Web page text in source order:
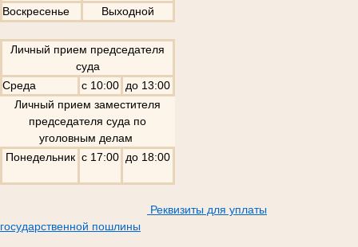
Воскресенье
Выходной
Личный прием председателя
суда
Среда
с 10:00 до 13:00
Личный прием заместителя
председателя суда по
уголовным делам
Понедельник с 17:00 до 18:00
Реквизиты для уплаты
государственной пошлины